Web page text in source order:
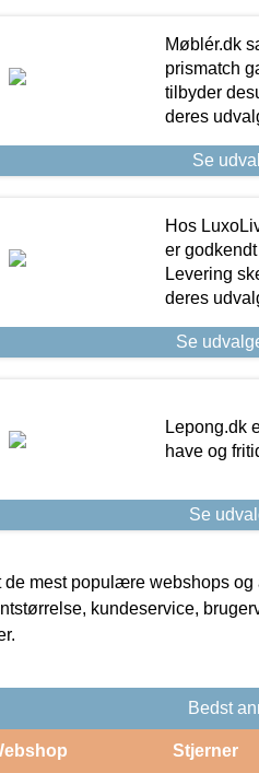
Møblér.dk
prismatch
tilbyder
deres
Se
Hos
er
Levering
deres
Se
Lepong.dk
have og
Se
mest populære webshops
kundeservice,
Bedst
Stjerner